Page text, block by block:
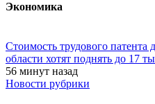
Экономика
Стоимость трудового патента
области хотят поднять до 17
56 минут назад
Новости рубрики